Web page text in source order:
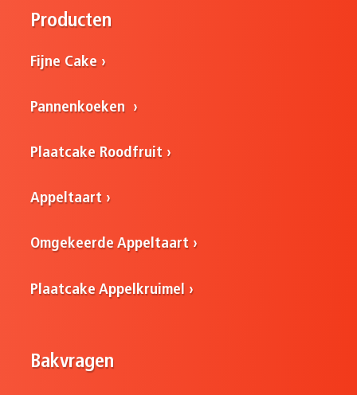
Producten
Fijne Cake
Pannenkoeken
Plaatcake Roodfruit
Appeltaart
Omgekeerde Appeltaart
Plaatcake Appelkruimel
Bakvragen